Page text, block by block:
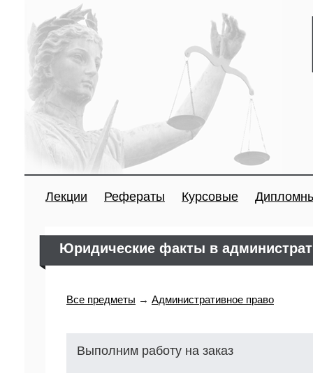
Лекции Рефераты Курсовые
Юридические факты в
Все предметы → Административное право
Выполним работу на заказ